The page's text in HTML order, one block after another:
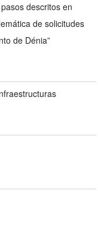
descritos en
de solicitudes
de Dénia”